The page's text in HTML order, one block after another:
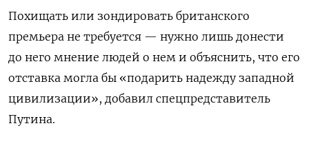
Похищать или зондировать британского
премьера не требуется — нужно лишь донести
до него мнение людей о нем и объяснить, что его
отставка могла бы «подарить надежду западной
цивилизации», добавил спецпредставитель
Путина.